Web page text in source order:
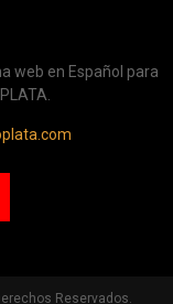
web en Español para
Reservados.